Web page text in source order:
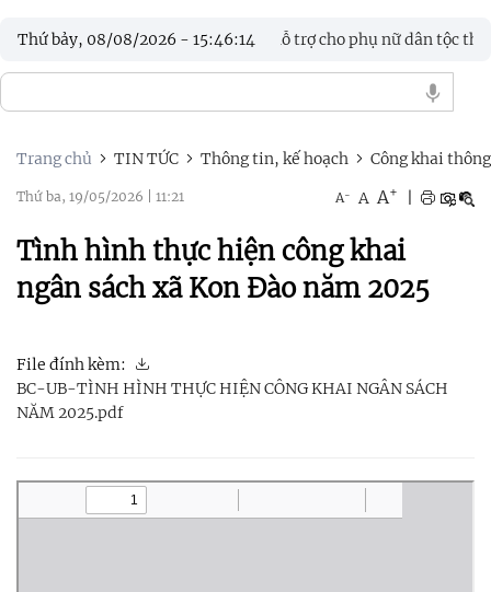
Thứ bảy, 08/08/2026 - 15:46:16
trả đợt 1 chế độ 4 gói hỗ trợ cho phụ nữ dân tộc thiểu số theo
Trang chủ TIN TỨC Thông tin, kế hoạch Công khai
Thứ ba, 19/05/2026 11:21 A- A A+
Tình hình thực hiện công khai
ngân sách xã Kon Đào năm 2025
File đính kèm:
BC-UB-TÌNH HÌNH THỰC HIỆN CÔNG KHAI NGÂN SÁCH
NĂM 2025.pdf